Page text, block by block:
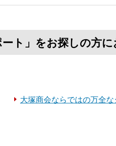
ト」をお探しの方
大塚商会ならではの万全な